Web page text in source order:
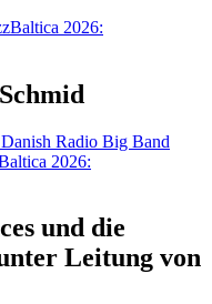
und die
Leitung von